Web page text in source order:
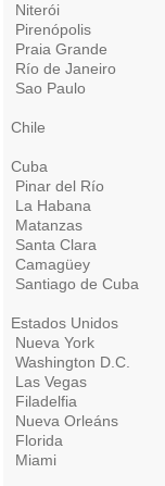
Niterói
Pirenópolis
Praia Grande
Río de Janeiro
Sao Paulo
Chile
Cuba
Pinar del Río
La Habana
Matanzas
Santa Clara
Camagüey
Santiago de Cuba
Estados Unidos
Nueva York
Washington D.C.
Las Vegas
Filadelfia
Nueva Orleáns
Florida
Miami